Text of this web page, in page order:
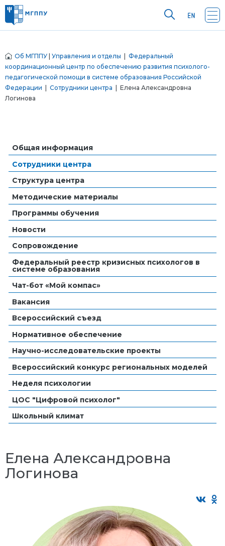
Об МГППУ Управления и отделы
Федеральный
координационный центр по обеспечению развития психолого-
педагогической помощи в системе образования Российской
Федерации
Сотрудники центра | Елена Александровна
Логинова
Общая информация
Сотрудники центра
Структура центра
Методические материалы
Программы обучения
Новости
Сопровождение
Федеральный реестр кризисных психологов в
системе образования
Чат-бот «Мой компас»
Вакансия
Всероссийский съезд
Нормативное обеспечение
Научно-исследовательские проекты
Всероссийский конкурс региональных моделей
Неделя психологии
ЦОС "Цифровой психолог"
Школьный климат
Елена Александровна
Логинова